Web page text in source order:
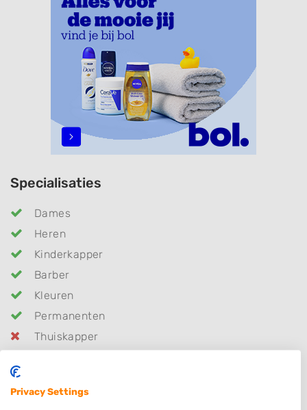
Specialisaties
Dames
Heren
Kinderkapper
Barber
Kleuren
Permanenten
Thuiskapper
Epileren
Privacy Settings